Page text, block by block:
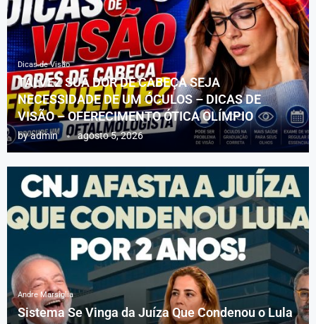
Dicas de Visão
TALVEZ SUA DOR DE CABEÇA SEJA
NECESSIDADE DE UM ÓCULOS – DICAS DE
VISÃO – OFERECIMENTO ÓTICA OLÍMPIO
byadmin agosto 5, 2026
Andre Marsiglia
Sistema Se Vinga da Juíza Que Condenou o Lula